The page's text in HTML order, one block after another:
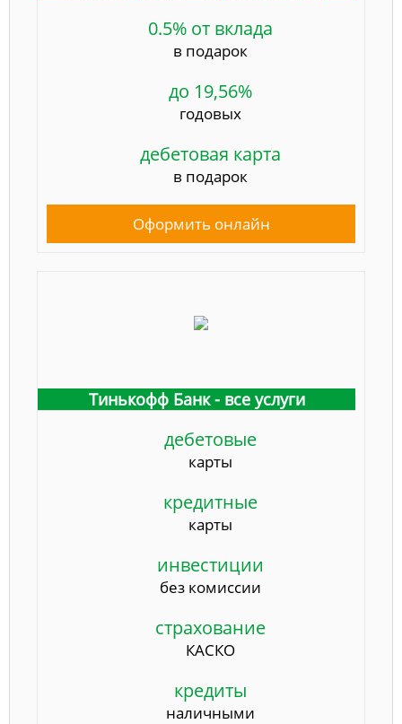
0.5% от вклада
в подарок
до 19,56%
годовых
дебетовая карта
в подарок
Оформить онлайн
Тинькофф Банк - все услуги
дебетовые
карты
кредитные
карты
инвестиции
без комиссии
страхование
КАСКО
кредиты
наличными